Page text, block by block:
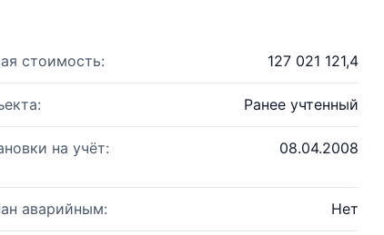
стоимость: 127 021 121,4
Ранее учтенный
на учёт: 08.04.2008
аварийным: Нет